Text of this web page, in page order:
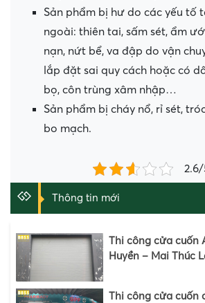
Sản phẩm bị hư do các yếu tố
ngoài: thiên tai, sấm sét, ẩm
nạn, nứt bể, va đập do vận
lắp đặt sai quy cách hoặc có
bọ, côn trùng xâm nhập…
Sản phẩm bị cháy nổ, rỉ sét,
bo mạch.
Thông tin mới
Thi công cửa cuốn
Huyền – Mai Thúc
Thi công cửa cuốn